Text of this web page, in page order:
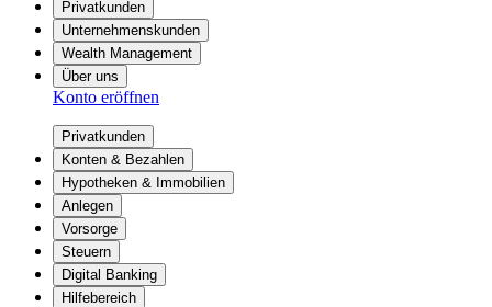
Privatkunden
Unternehmenskunden
Wealth Management
Über uns
Konto eröffnen
Privatkunden
Konten & Bezahlen
Hypotheken & Immobilien
Anlegen
Vorsorge
Steuern
Digital Banking
Hilfebereich